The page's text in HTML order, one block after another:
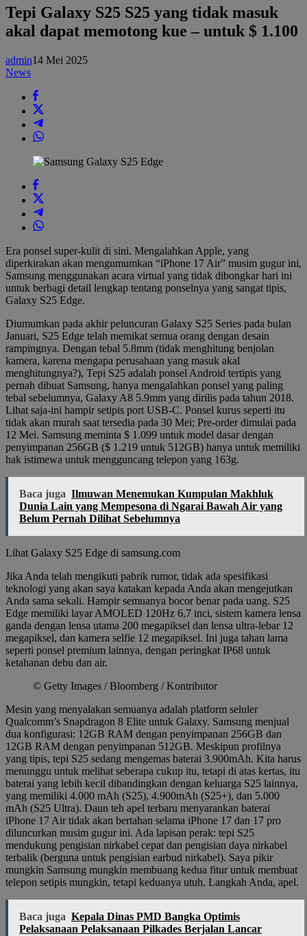
S25
yang
tidak
akal
Tepi Galaxy S25 S25 yang tidak masuk
akal dapat memotong kue – untuk $ 1.100
admin14 Mei 2025
News
Era ponsel super-kulit di sini. Mengalahkan Apple, yang
diperkirakan akan mengumumkan “iPhone 17 Air” musim gugur ini,
Samsung menggunakan acara virtual yang tidak dibongkar hari ini
untuk berbagi detail lengkap tentang ponselnya yang sangat tipis,
Galaxy S25 Edge.
Diumumkan pada akhir peluncuran Galaxy S25 Series pada bulan
Januari, S25 Edge telah memikat semua orang dengan desain
rampingnya. Dengan tebal 5.8mm (tidak menghitung benjolan
kamera, karena mengapa perusahaan yang masuk akal
menghitungnya?), Tepi S25 adalah ponsel Android tertipis yang
pernah dibuat Samsung, hanya mengalahkan ponsel yang paling
tebal sebelumnya, Galaxy A8 5.9mm yang dirilis pada tahun 2018.
Lihat saja-ini hampir setipis port USB-C. Ponsel kurus seperti itu
tidak akan murah saat tersedia pada 30 Mei; Pre-order dimulai pada
12 Mei. Samsung meminta $ 1.099 untuk model dasar dengan
penyimpanan 256GB ($ 1.219 untuk 512GB) hanya untuk memiliki
hak istimewa untuk mengguncang telepon yang 163g.
Baca juga Ilmuwan Menemukan Kumpulan Makhluk
Dunia Lain yang Mempesona di Ngarai Bawah Air yang
Belum Pernah Dilihat Sebelumnya
Lihat Galaxy S25 Edge di samsung.com
Jika Anda telah mengikuti pabrik rumor, tidak ada spesifikasi
teknologi yang akan saya katakan kepada Anda akan mengejutkan
Anda sama sekali. Hampir semuanya bocor benar pada uang. S25
Edge memiliki layar AMOLED 120Hz 6,7 inci, sistem kamera lensa
ganda dengan lensa utama 200 megapiksel dan lensa ultra-lebar 12
megapiksel, dan kamera selfie 12 megapiksel. Ini juga tahan lama
seperti ponsel premium lainnya, dengan peringkat IP68 untuk
ketahanan debu dan air.
© Getty Images / Bloomberg / Kontributor
Mesin yang menyalakan semuanya adalah platform seluler
Qualcomm’s Snapdragon 8 Elite untuk Galaxy. Samsung menjual
dua konfigurasi: 12GB RAM dengan penyimpanan 256GB dan
12GB RAM dengan penyimpanan 512GB. Meskipun profilnya
yang tipis, tepi S25 sedang mengemas baterai 3.900mAh. Kita harus
menunggu untuk melihat seberapa cukup itu, tetapi di atas kertas, itu
baterai yang lebih kecil dibandingkan dengan keluarga S25 lainnya,
yang memiliki 4.000 mAh (S25), 4.900mAh (S25+), dan 5.000
mAh (S25 Ultra). Daun teh apel terbaru menyarankan baterai
iPhone 17 Air tidak akan bertahan selama iPhone 17 dan 17 pro
diluncurkan musim gugur ini. Ada lapisan perak: tepi S25
mendukung pengisian nirkabel cepat dan pengisian daya nirkabel
terbalik (berguna untuk pengisian earbud nirkabel). Saya pikir
mungkin Samsung mungkin membuang kedua fitur untuk membuat
telepon setipis mungkin, tetapi keduanya utuh. Langkah Anda, apel.
Baca juga Kepala Dinas PMD Bangka Optimis
Pelaksanaan Pelaksanaan Pilkades Berjalan Lancar